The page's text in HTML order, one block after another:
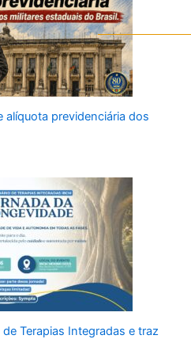
alíquota previdenciária dos
Terapias Integradas e traz